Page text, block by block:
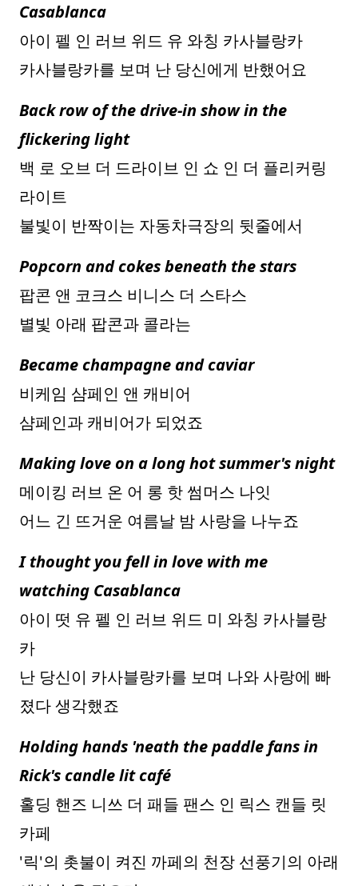
Casablanca
아이 펠 인 러브 위드 유 와칭 카사블랑카
카사블랑카를 보며 난 당신에게 반했어요
Back row of the drive-in show in the
flickering light
백 로 오브 더 드라이브 인 쇼 인 더 플리커링
라이트
불빛이 반짝이는 자동차극장의 뒷줄에서
Popcorn and cokes beneath the stars
팝콘 앤 코크스 비니스 더 스타스
별빛 아래 팝콘과 콜라는
Became champagne and caviar
비케임 샴페인 앤 캐비어
샴페인과 캐비어가 되었죠
Making love on a long hot summer's night
메이킹 러브 온 어 롱 핫 썸머스 나잇
어느 긴 뜨거운 여름날 밤 사랑을 나누죠
I thought you fell in love with me
watching Casablanca
아이 떳 유 펠 인 러브 위드 미 와칭 카사블랑
카
난 당신이 카사블랑카를 보며 나와 사랑에 빠
졌다 생각했죠
Holding hands 'neath the paddle fans in
Rick's candle lit café
홀딩 핸즈 니쓰 더 패들 팬스 인 릭스 캔들 릿
카페
'릭'의 촛불이 켜진 까페의 천장 선풍기의 아래